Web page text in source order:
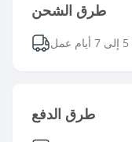
طرق الشحن
طرق الدفع